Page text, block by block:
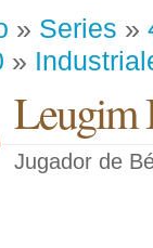
» Series »
»
Leugim
Jugador de